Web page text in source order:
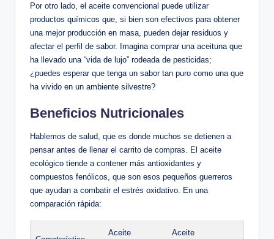
Por otro lado, el aceite convencional puede utilizar
productos químicos que, si bien son efectivos para obtener
una mejor producción en masa, pueden dejar residuos y
afectar el perfil de sabor. Imagina comprar una aceituna que
ha llevado una “vida de lujo” rodeada de pesticidas;
¿puedes esperar que tenga un sabor tan puro como una que
ha vivido en un ambiente silvestre?
Beneficios Nutricionales
Hablemos de salud, que es donde muchos se detienen a
pensar antes de llenar el carrito de compras. El aceite
ecológico tiende a contener más antioxidantes y
compuestos fenólicos, que son esos pequeños guerreros
que ayudan a combatir el estrés oxidativo. En una
comparación rápida:
Aceite Aceite